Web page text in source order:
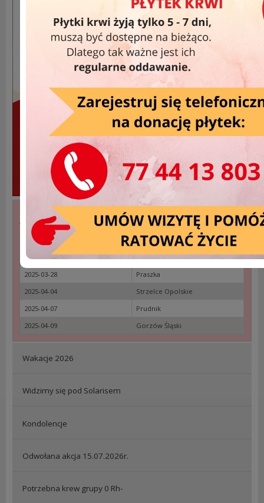
Akcje Wyjazdowe »
DATA
MIEJSCOWOŚĆ
2025-03-27
Namysłów
2025-03-28
Praszka
2025-04-04
Strzelce Opolskie
2025-04-07
Prudnik
2025-04-09
Gorzów Śląski
Wakacje 2026
Widzimy się pod Solarisem
Kondolencje
Odwołana akcja 15.07.2026r.
Potrzebna krew grupy 0 Rh-